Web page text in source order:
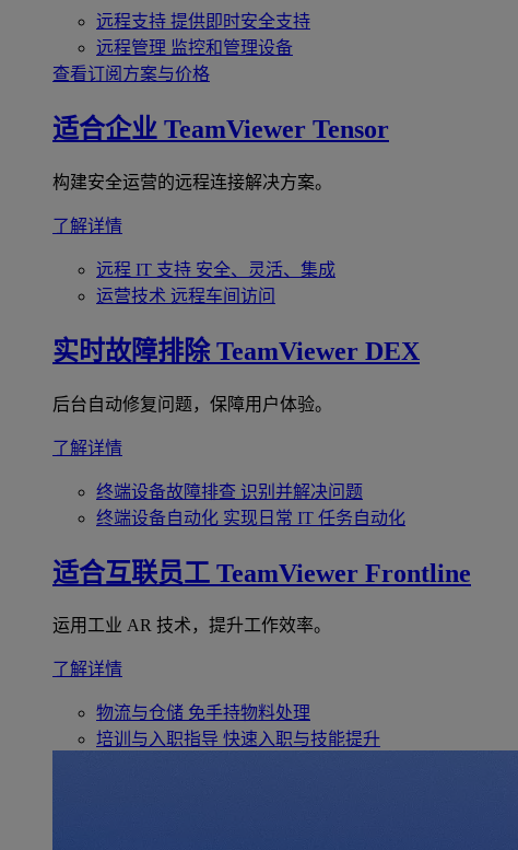
远程支持 提供即时安全支持
远程管理 监控和管理设备
查看订阅方案与价格
适合企业 TeamViewer Tensor
构建安全运营的远程连接解决方案。
了解详情
远程 IT 支持 安全、灵活、集成
运营技术 远程车间访问
实时故障排除 TeamViewer DEX
后台自动修复问题，保障用户体验。
了解详情
终端设备故障排查 识别并解决问题
终端设备自动化 实现日常 IT 任务自动化
适合互联员工 TeamViewer Frontline
运用工业 AR 技术，提升工作效率。
了解详情
物流与仓储 免手持物料处理
培训与入职指导 快速入职与技能提升